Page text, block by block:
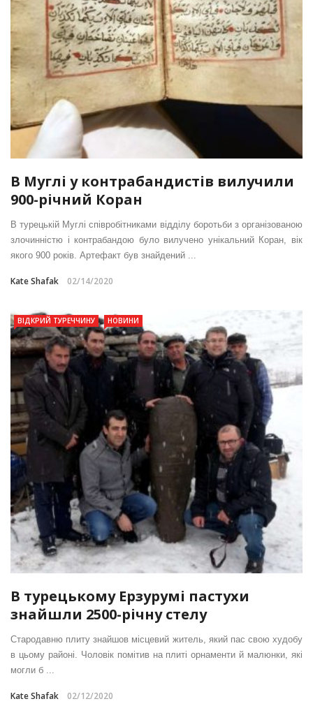
В Муглі у контрабандистів вилучили
900-річний Коран
В турецькій Муглі співробітниками відділу боротьби з організованою
злочинністю і контрабандою було вилучено унікальний Коран, вік
якого 900 років. Артефакт був знайдений ...
Kate Shafak 02/14/2020
ВІДКРИЙ ТУРЕЧЧИНУ НОВИНИ
В турецькому Ерзурумі пастухи
знайшли 2500-річну стелу
Стародавню плиту знайшов місцевий житель, який пас свою худобу
в цьому районі. Чоловік помітив на плиті орнаменти й малюнки, які
могли б ...
Kate Shafak 02/12/2020